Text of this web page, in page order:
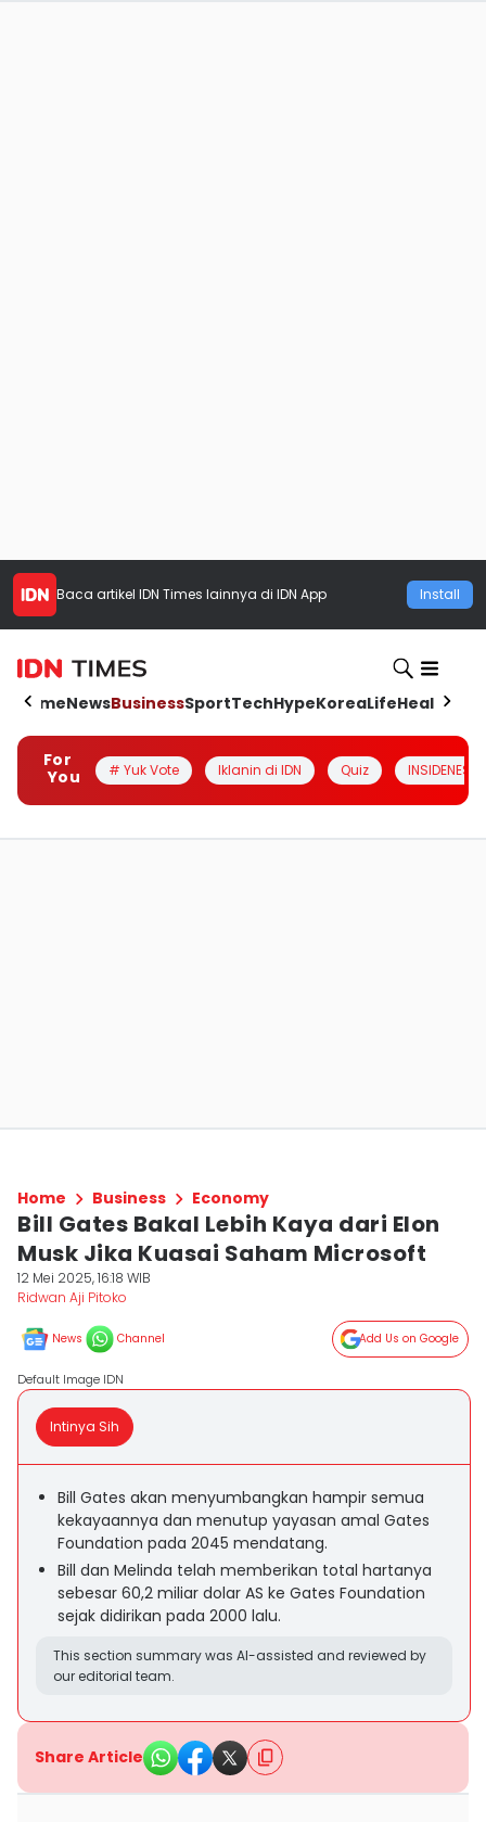
Baca artikel IDN Times lainnya di IDN App Install
HomeNewsBusinessSportTechHypeKoreaLifeHealth
For
You
# Yuk Vote Iklanin di IDN Quiz INSIDENESIA
Home Business Economy
Bill Gates Bakal Lebih Kaya dari Elon
Musk Jika Kuasai Saham Microsoft
12 Mei 2025, 16:18 WIB
Ridwan Aji Pitoko
News Channel Add Us on Google
Default Image IDN
Intinya Sih
Bill Gates akan menyumbangkan hampir semua
kekayaannya dan menutup yayasan amal Gates
Foundation pada 2045 mendatang.
Bill dan Melinda telah memberikan total hartanya
sebesar 60,2 miliar dolar AS ke Gates Foundation
sejak didirikan pada 2000 lalu.
This section summary was AI-assisted and reviewed by
our editorial team.
Share Article